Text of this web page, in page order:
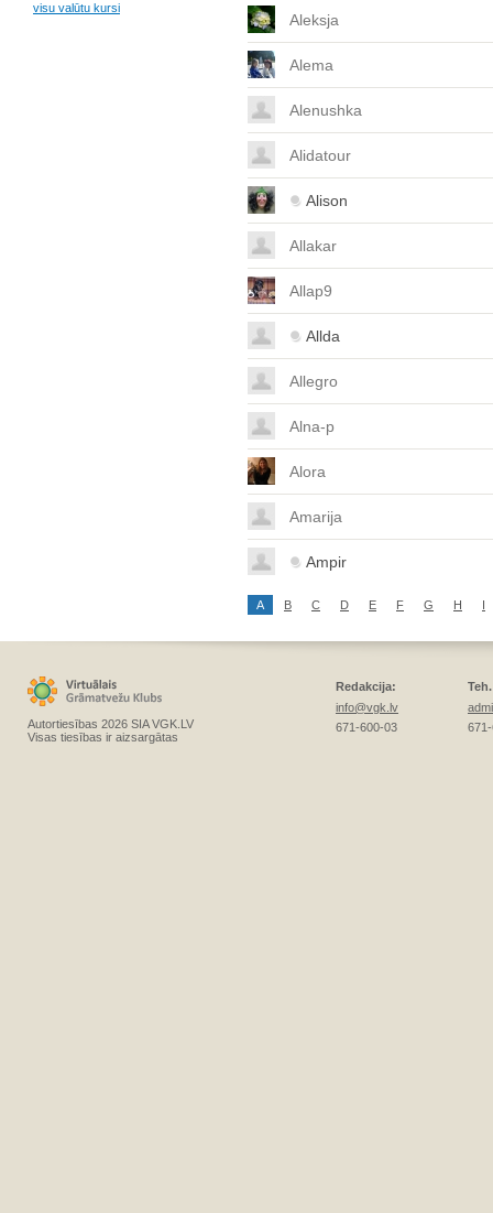
visu valūtu kursi
Aleksja
Alema
Alenushka
Alidatour
Alison
Allakar
Allap9
Allda
Allegro
Alna-p
Alora
Amarija
Ampir
A B C D E F G H I
Autortiesības 2026 SIA VGK.LV
Visas tiesības ir aizsargātas
Redakcija:
info@vgk.lv
671-600-03